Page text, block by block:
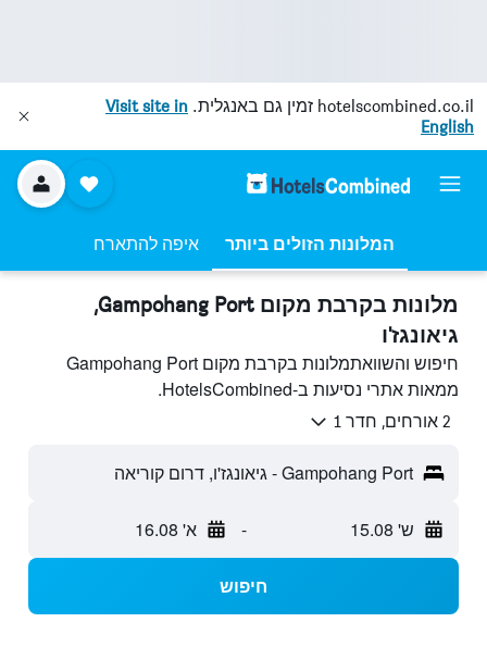
hotelscombined.co.il זמין גם באנגלית. Visit site in
English
המלונות הזולים ביותר איפה להתארח
מלונות בקרבת מקום Gampohang Port,
גיאונגז'ו
חיפוש והשוואתמלונות בקרבת מקום Gampohang Port
ממאות אתרי נסיעות ב-HotelsCombined.
2 אורחים, חדר 1
Gampohang Port - גיאונגז'ו, דרום קוריאה
ש' 15.08 - א' 16.08
חיפוש